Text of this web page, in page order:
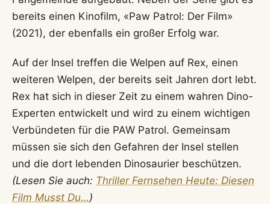
bereits einen Kinofilm, «Paw Patrol: Der Film»
(2021), der ebenfalls ein großer Erfolg war.
Auf der Insel treffen die Welpen auf Rex, einen
weiteren Welpen, der bereits seit Jahren dort lebt.
Rex hat sich in dieser Zeit zu einem wahren Dino-
Experten entwickelt und wird zu einem wichtigen
Verbündeten für die PAW Patrol. Gemeinsam
müssen sie sich den Gefahren der Insel stellen
und die dort lebenden Dinosaurier beschützen.
(Lesen Sie auch: Thriller Fernsehen Heute: Diesen
Film Musst Du…)